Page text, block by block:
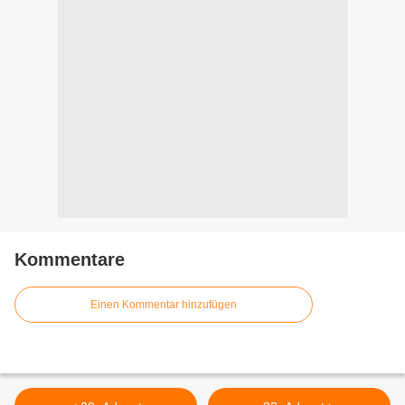
Kommentare
Einen Kommentar hinzufügen